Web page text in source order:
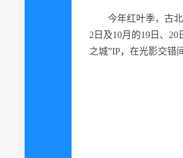
今年红叶季，古
2日及10月的19日、
之城”IP，在光影交错